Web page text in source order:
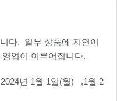
다. 일부 상품에 지연이
업이 이루어집니다.
년 1월 1일(월) ,1월 2